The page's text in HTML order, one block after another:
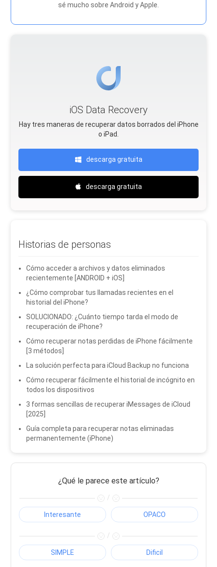
sé mucho sobre Android y Apple.
iOS Data Recovery
Hay tres maneras de recuperar datos borrados del iPhone
o iPad.
descarga gratuita
descarga gratuita
Historias de personas
Cómo acceder a archivos y datos eliminados
recientemente [ANDROID + iOS]
¿Cómo comprobar tus llamadas recientes en el
historial del iPhone?
SOLUCIONADO: ¿Cuánto tiempo tarda el modo de
recuperación de iPhone?
Cómo recuperar notas perdidas de iPhone fácilmente
[3 métodos]
La solución perfecta para iCloud Backup no funciona
Cómo recuperar fácilmente el historial de incógnito en
todos los dispositivos
3 formas sencillas de recuperar iMessages de iCloud
[2025]
Guía completa para recuperar notas eliminadas
permanentemente (iPhone)
¿Qué le parece este artículo?
/
Interesante OPACO
/
SIMPLE Dificil